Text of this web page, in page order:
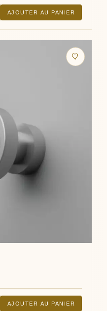
AJOUTER AU PANIER
AJOUTER AU PANIER